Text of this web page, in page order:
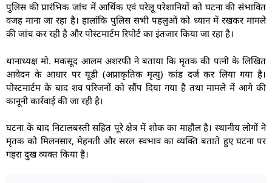
पुलिस की प्रारंभिक जांच में आर्थिक एवं घरेलू परेशानियों को घटना की संभावित
वजह माना जा रहा है। हालांकि पुलिस सभी पहलुओं को ध्यान में रखकर मामले
की जांच कर रही है और पोस्टमार्टम रिपोर्ट का इंतजार किया जा रहा है।
थानाध्यक्ष मो. मकसूद आलम अशरफी ने बताया कि मृतक की पत्नी के लिखित
आवेदन के आधार पर यूडी (अप्राकृतिक मृत्यु) कांड दर्ज कर लिया गया है।
पोस्टमार्टम के बाद शव परिजनों को सौंप दिया गया है तथा मामले में आगे की
कानूनी कार्रवाई की जा रही है।
घटना के बाद निटालबस्ती सहित पूरे क्षेत्र में शोक का माहौल है। स्थानीय लोगों ने
मृतक को मिलनसार, मेहनती और सरल स्वभाव का व्यक्ति बताते हुए घटना पर
गहरा दुख व्यक्त किया है।